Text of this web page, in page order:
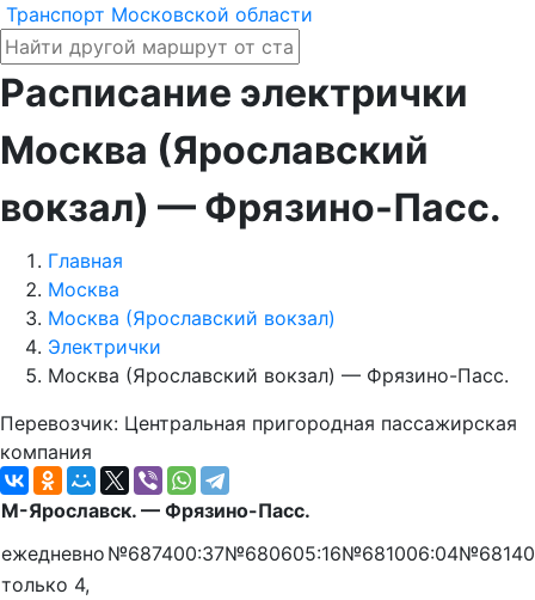
Транспорт Московской области
Расписание электрички
Москва (Ярославский
вокзал) — Фрязино-Пасс.
Главная
Москва
Москва (Ярославский вокзал)
Электрички
Москва (Ярославский вокзал) — Фрязино-Пасс.
Перевозчик: Центральная пригородная пассажирская
компания
М-Ярославск. — Фрязино-Пасс.
ежедневно №687400:37№680605:16№681006:04№6814
только 4,